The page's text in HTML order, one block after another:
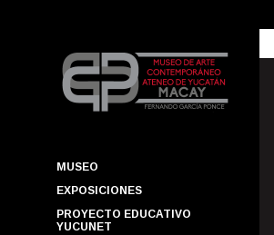
MUSEO
EXPOSICIONES
PROYECTO EDUCATIVO
YUCUNET